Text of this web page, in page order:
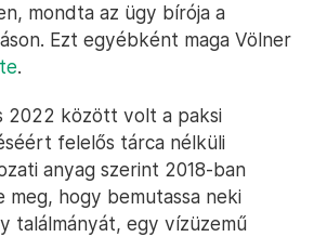
mondta az ügy bírója a
Ezt egyébként maga Völner
.
2022 között volt a paksi
felelős tárca nélküli
anyag szerint 2018-ban
meg, hogy bemutassa neki
találmányát, egy vízüzemű